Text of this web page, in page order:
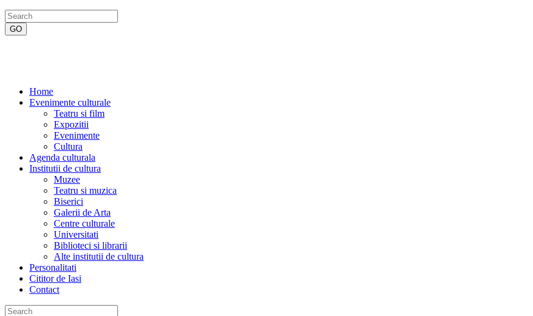
Home
Evenimente culturale
Teatru si film
Expozitii
Evenimente
Cultura
Agenda culturala
Institutii de cultura
Muzee
Teatru si muzica
Biserici
Galerii de Arta
Centre culturale
Universitati
Biblioteci si librarii
Alte institutii de cultura
Personalitati
Cititor de Iasi
Contact